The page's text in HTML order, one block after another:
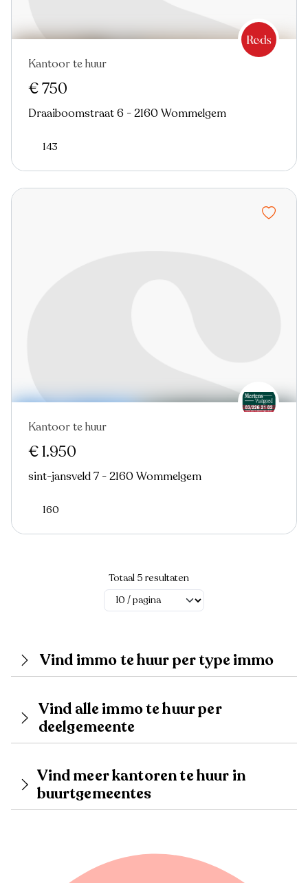
Kantoor te huur
€ 750
Draaiboomstraat 6 - 2160 Wommelgem
143
Kantoor te huur
€ 1.950
sint-jansveld 7 - 2160 Wommelgem
160
Totaal 5 resultaten
Vind immo te huur per type immo
Vind alle immo te huur per
deelgemeente
Vind meer kantoren te huur in
buurtgemeentes